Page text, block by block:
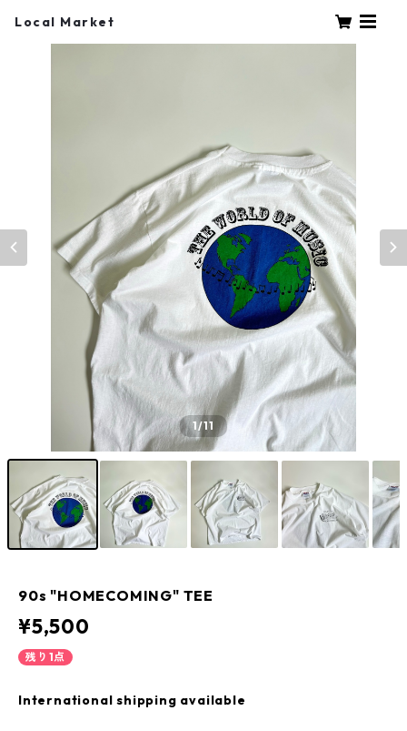
Local Market
1/11
90s "HOMECOMING" TEE
¥5,500
残り1点
International shipping available